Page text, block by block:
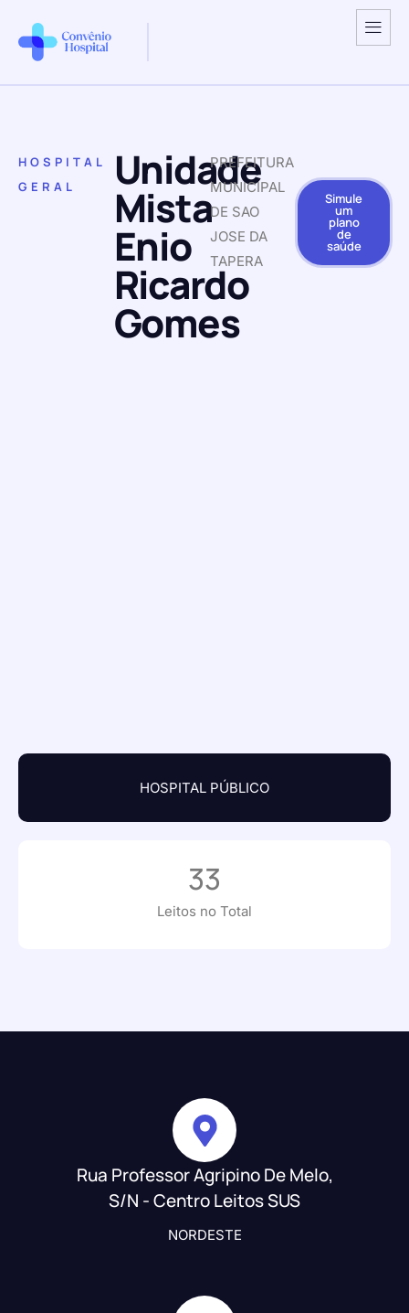
HOSPITAL
GERAL
Unidade
Mista
Enio
Ricardo
Gomes
PREFEITURA
MUNICIPAL
DE SAO
JOSE DA
TAPERA
Simule
um
plano
de
saúde
HOSPITAL PÚBLICO
Leitos no Total
33
Rua Professor Agripino De Melo,
S/N - Centro Leitos SUS
NORDESTE